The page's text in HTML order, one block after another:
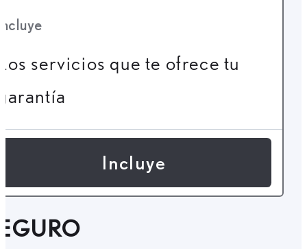
servicios que te ofrece tu
Incluye